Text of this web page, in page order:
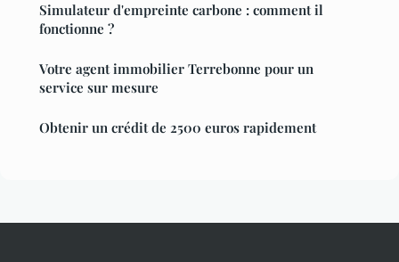
Simulateur d'empreinte carbone : comment il
fonctionne ?
Votre agent immobilier Terrebonne pour un
service sur mesure
Obtenir un crédit de 2500 euros rapidement